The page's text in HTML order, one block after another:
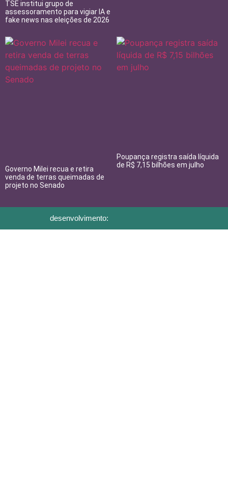
TSE institui grupo de
assessoramento para vigiar IA e
fake news nas eleições de 2026
Governo Milei recua e retira
venda de terras queimadas de
projeto no Senado
Poupança registra saída líquida
de R$ 7,15 bilhões em julho
desenvolvimento: